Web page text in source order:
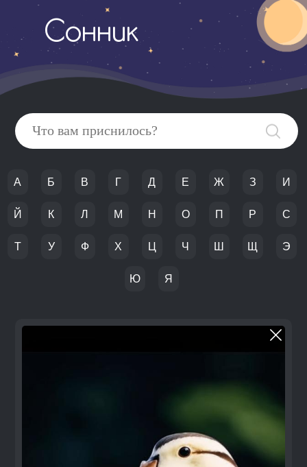
Сонник
А Б В Г Д Е Ж З И
Й К Л М Н О П Р С
Т У Ф Х Ц Ч Ш Щ Э
Ю Я